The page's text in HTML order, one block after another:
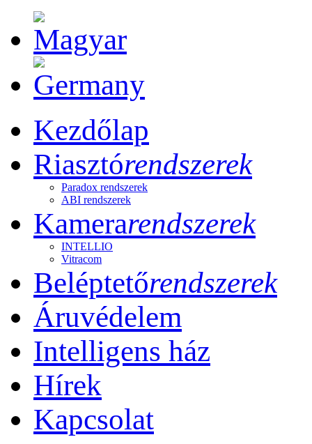
Kezdőlap
Riasztórendszerek
Paradox rendszerek
ABI rendszerek
Kamerarendszerek
INTELLIO
Vitracom
Beléptetőrendszerek
Áruvédelem
Intelligens ház
Hírek
Kapcsolat